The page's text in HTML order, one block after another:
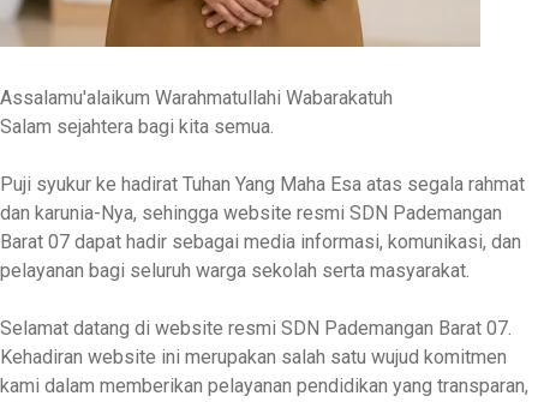
Assalamu'alaikum Warahmatullahi Wabarakatuh
Salam sejahtera bagi kita semua.
Puji syukur ke hadirat Tuhan Yang Maha Esa atas segala rahmat
dan karunia-Nya, sehingga website resmi SDN Pademangan
Barat 07 dapat hadir sebagai media informasi, komunikasi, dan
pelayanan bagi seluruh warga sekolah serta masyarakat.
Selamat datang di website resmi SDN Pademangan Barat 07.
Kehadiran website ini merupakan salah satu wujud komitmen
kami dalam memberikan pelayanan pendidikan yang transparan,